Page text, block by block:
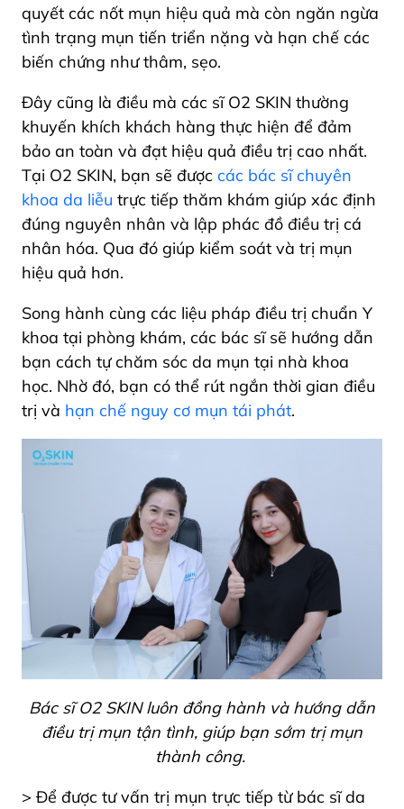
quyết các nốt mụn hiệu quả mà còn ngăn ngừa
tình trạng mụn tiến triển nặng và hạn chế các
biến chứng như thâm, sẹo.
Đây cũng là điều mà các sĩ O2 SKIN thường
khuyến khích khách hàng thực hiện để đảm
bảo an toàn và đạt hiệu quả điều trị cao nhất.
Tại O2 SKIN, bạn sẽ được các bác sĩ chuyên
khoa da liễu trực tiếp thăm khám giúp xác định
đúng nguyên nhân và lập phác đồ điều trị cá
nhân hóa. Qua đó giúp kiểm soát và trị mụn
hiệu quả hơn.
Song hành cùng các liệu pháp điều trị chuẩn Y
khoa tại phòng khám, các bác sĩ sẽ hướng dẫn
bạn cách tự chăm sóc da mụn tại nhà khoa
học. Nhờ đó, bạn có thể rút ngắn thời gian điều
trị và hạn chế nguy cơ mụn tái phát.
Bác sĩ O2 SKIN luôn đồng hành và hướng dẫn
điều trị mụn tận tình, giúp bạn sớm trị mụn
thành công.
> Để được tư vấn trị mụn trực tiếp từ bác sĩ da